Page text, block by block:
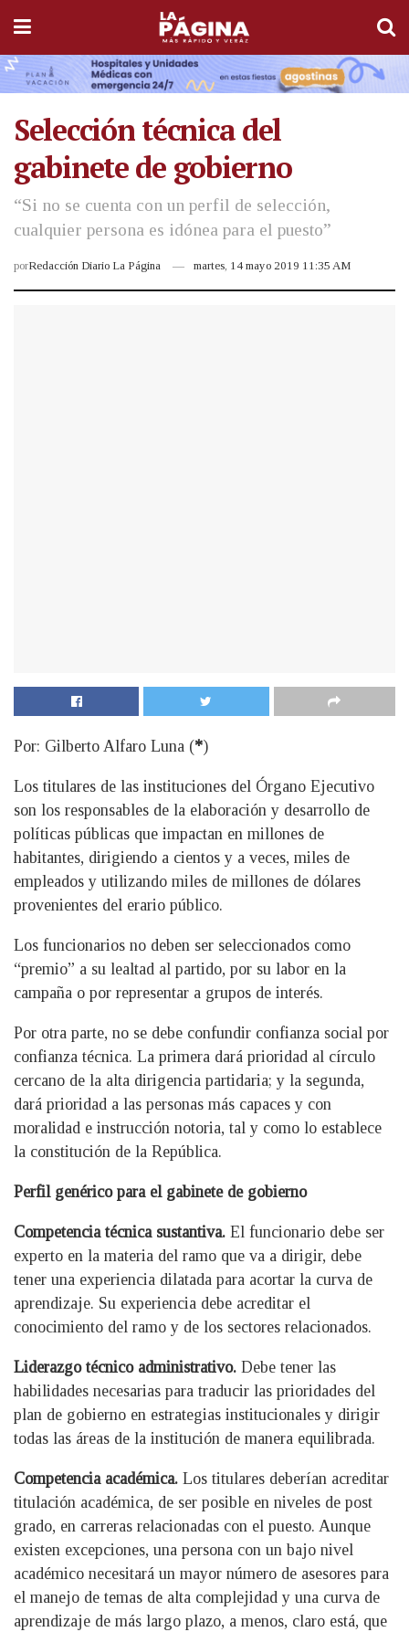
Selección técnica del
gabinete de gobierno
“Si no se cuenta con un perfil de selección,
cualquier persona es idónea para el puesto”
porRedacción Diario La Página martes, 14 mayo 2019 11:35 AM
Por: Gilberto Alfaro Luna (*)
Los titulares de las instituciones del Órgano Ejecutivo
son los responsables de la elaboración y desarrollo de
políticas públicas que impactan en millones de
habitantes, dirigiendo a cientos y a veces, miles de
empleados y utilizando miles de millones de dólares
provenientes del erario público.
Los funcionarios no deben ser seleccionados como
“premio” a su lealtad al partido, por su labor en la
campaña o por representar a grupos de interés.
Por otra parte, no se debe confundir confianza social por
confianza técnica. La primera dará prioridad al círculo
cercano de la alta dirigencia partidaria; y la segunda,
dará prioridad a las personas más capaces y con
moralidad e instrucción notoria, tal y como lo establece
la constitución de la República.
Perfil genérico para el gabinete de gobierno
Competencia técnica sustantiva. El funcionario debe ser
experto en la materia del ramo que va a dirigir, debe
tener una experiencia dilatada para acortar la curva de
aprendizaje. Su experiencia debe acreditar el
conocimiento del ramo y de los sectores relacionados.
Liderazgo técnico administrativo. Debe tener las
habilidades necesarias para traducir las prioridades del
plan de gobierno en estrategias institucionales y dirigir
todas las áreas de la institución de manera equilibrada.
Competencia académica. Los titulares deberían acreditar
titulación académica, de ser posible en niveles de post
grado, en carreras relacionadas con el puesto. Aunque
existen excepciones, una persona con un bajo nivel
académico necesitará un mayor número de asesores para
el manejo de temas de alta complejidad y una curva de
aprendizaje de más largo plazo, a menos, claro está, que